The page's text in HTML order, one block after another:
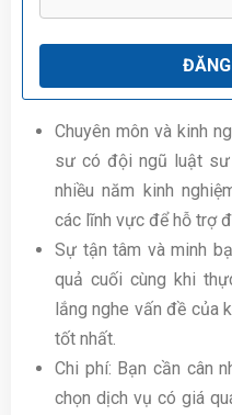
Chuyên môn và kinh
sư có đội ngũ luật sư
nhiều năm kinh
các lĩnh vực để hỗ trợ
Sự tận tâm và minh
quả cuối cùng khi
lắng nghe vấn đề của
tốt nhất.
Chi phí: Bạn cần cân
chọn dịch vụ có giá